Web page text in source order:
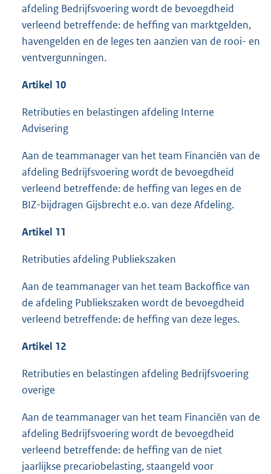
afdeling Bedrijfsvoering wordt de bevoegdheid
verleend betreffende: de heffing van marktgelden,
havengelden en de leges ten aanzien van de rooi- en
ventvergunningen.
Artikel 10
Retributies en belastingen afdeling Interne
Advisering
Aan de teammanager van het team Financiën van de
afdeling Bedrijfsvoering wordt de bevoegdheid
verleend betreffende: de heffing van leges en de
BIZ-bijdragen Gijsbrecht e.o. van deze Afdeling.
Artikel 11
Retributies afdeling Publiekszaken
Aan de teammanager van het team Backoffice van
de afdeling Publiekszaken wordt de bevoegdheid
verleend betreffende: de heffing van deze leges.
Artikel 12
Retributies en belastingen afdeling Bedrijfsvoering
overige
Aan de teammanager van het team Financiën van de
afdeling Bedrijfsvoering wordt de bevoegdheid
verleend betreffende: de heffing van de niet
jaarlijkse precariobelasting, staangeld voor